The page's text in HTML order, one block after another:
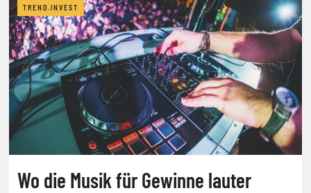
TREND.INVEST
Wo die Musik für Gewinne lauter